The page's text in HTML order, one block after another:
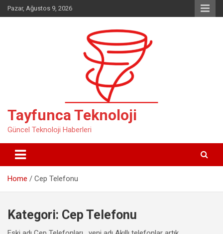
Skip
to
Pazar, Ağustos 9, 2026
Tayfunca Teknoloji
Güncel Teknoloji Haberleri
Home Cep Telefonu
Kategori: Cep Telefonu